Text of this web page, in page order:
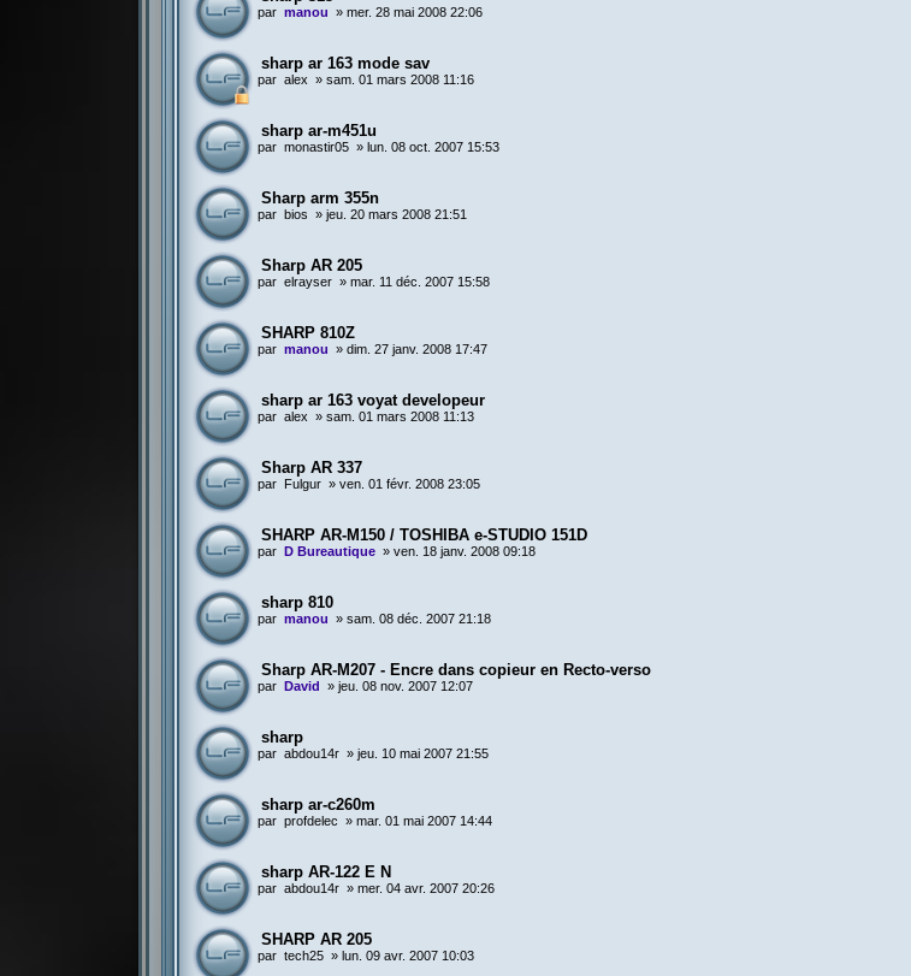
par manou »mer. 28 mai 2008 22:06
sharp ar 163 mode sav
par alex »sam. 01 mars 2008 11:16
sharp ar-m451u
par monastir05 » lun. 08 oct. 2007 15:53
Sharp arm 355n
par bios »jeu. 20 mars 2008 21:51
Sharp AR 205
par elrayser »mar. 11 déc. 2007 15:58
SHARP 810Z
par manou »dim. 27 janv. 2008 17:47
sharp ar 163 voyat developeur
par alex »sam. 01 mars 2008 11:13
Sharp AR 337
par Fulgur »ven. 01 févr. 2008 23:05
SHARP AR-M150 / TOSHIBA e-STUDIO 151D
par D Bureautique »ven. 18 janv. 2008 09:18
sharp 810
par manou »sam. 08 déc. 2007 21:18
Sharp AR-M207 - Encre dans copieur en Recto-verso
par David »jeu. 08 nov. 2007 12:07
sharp
par abdou14r »jeu. 10 mai 2007 21:55
sharp ar-c260m
par profdelec »mar. 01 mai 2007 14:44
sharp AR-122 E N
par abdou14r »mer. 04 avr. 2007 20:26
SHARP AR 205
par tech25 » lun. 09 avr. 2007 10:03